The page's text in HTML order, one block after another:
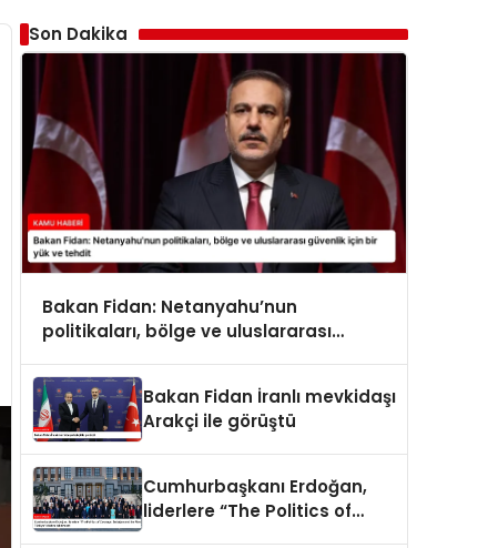
Son Dakika
Bakan Fidan: Netanyahu’nun
politikaları, bölge ve uluslararası
Bakan Fidan İranlı mevkidaşı
Arakçi ile görüştü
Cumhurbaşkanı Erdoğan,
liderlere “The Politics of